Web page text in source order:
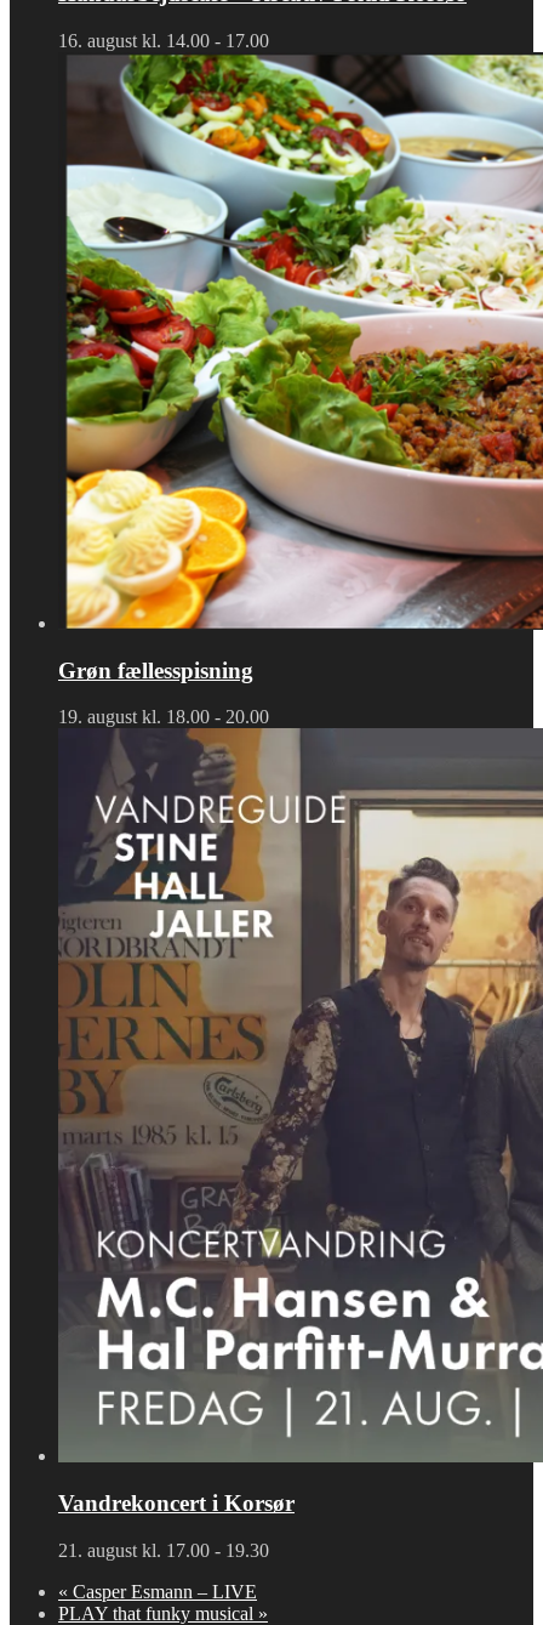
16. august kl. 14.00 - 17.00
Grøn fællesspisning
19. august kl. 18.00 - 20.00
Vandrekoncert i Korsør
21. august kl. 17.00 - 19.30
« Casper Esmann – LIVE
PLAY that funky musical »